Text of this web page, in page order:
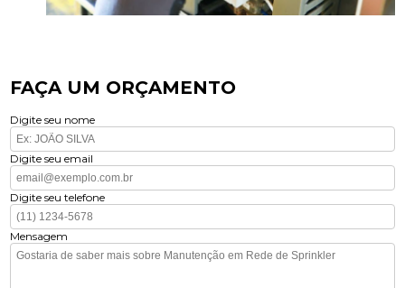
FAÇA UM ORÇAMENTO
Digite seu nome
Digite seu email
Digite seu telefone
Mensagem